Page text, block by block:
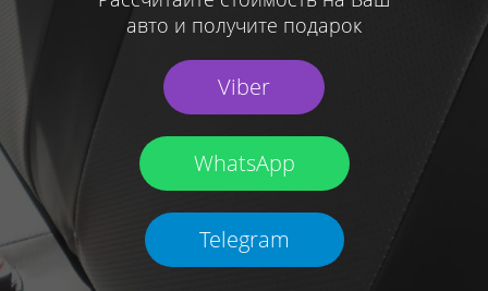
авто и получите подарок
Viber
WhatsApp
Telegram